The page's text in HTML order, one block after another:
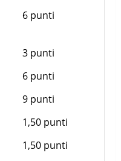
6 punti
3 punti
6 punti
9 punti
1,50 punti
1,50 punti